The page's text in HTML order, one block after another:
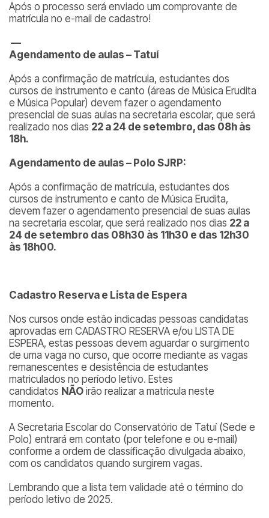
Após o processo será enviado um comprovante de
matrícula no e-mail de cadastro!
—
Agendamento de aulas – Tatuí
Após a confirmação de matrícula, estudantes dos
cursos de instrumento e canto (áreas de Música Erudita
e Música Popular) devem fazer o agendamento
presencial de suas aulas na secretaria escolar, que será
realizado nos dias 22 a 24 de setembro, das 08h às
18h.
Agendamento de aulas – Polo SJRP:
Após a confirmação de matrícula, estudantes dos
cursos de instrumento e canto de Música Erudita,
devem fazer o agendamento presencial de suas aulas
na secretaria escolar, que será realizado nos dias 22 a
24 de setembro das 08h30 às 11h30 e das 12h30
às 18h00.
Cadastro Reserva e Lista de Espera
Nos cursos onde estão indicadas pessoas candidatas
aprovadas em CADASTRO RESERVA e/ou LISTA DE
ESPERA, estas pessoas devem aguardar o surgimento
de uma vaga no curso, que ocorre mediante as vagas
remanescentes e desistência de estudantes
matriculados no período letivo. Estes
candidatos NÃO irão realizar a matrícula neste
momento.
A Secretaria Escolar do Conservatório de Tatuí (Sede e
Polo) entrará em contato (por telefone e ou e-mail)
conforme a ordem de classificação divulgada abaixo,
com os candidatos quando surgirem vagas.
Lembrando que a lista tem validade até o término do
período letivo de 2025.